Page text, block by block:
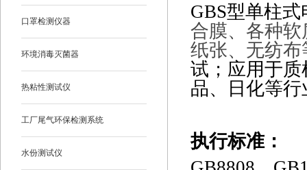
口罩检测仪器
环境消毒灭菌器
热粘性测试仪
工厂尾气环保检测系统
水份测试仪
GBS型单柱
合膜、各种
纸张、无纺布
试；应用于
品、日化等行
执行标准：